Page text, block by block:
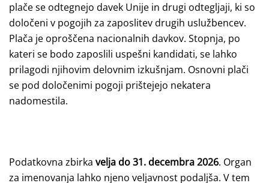
plače se odtegnejo davek Unije in drugi odtegljaji, ki so
določeni v pogojih za zaposlitev drugih uslužbencev.
Plača je oproščena nacionalnih davkov. Stopnja, po
kateri se bodo zaposlili uspešni kandidati, se lahko
prilagodi njihovim delovnim izkušnjam. Osnovni plači
se pod določenimi pogoji prištejejo nekatera
nadomestila.
Podatkovna zbirka velja do 31. decembra 2026. Organ
za imenovanja lahko njeno veljavnost podaljša. V tem